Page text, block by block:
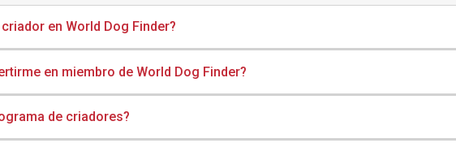
en World Dog Finder?
en miembro de World Dog Finder?
de criadores?